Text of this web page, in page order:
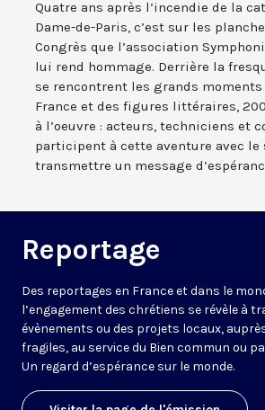
Quatre ans après l’incendie de la
Dame-de-Paris, c’est sur les
Congrès que l’association
lui rend hommage. Derrière la
se rencontrent les grands moments
France et des figures littéraires,
à l’oeuvre : acteurs, techniciens et
participent à cette aventure avec le
transmettre un message
Reportage
Des reportages en France et dans le
l’engagement des chrétiens se révèle à
évènements ou des projets locaux,
fragiles, au service du Bien commun ou
Un regard d’espérance sur le monde.